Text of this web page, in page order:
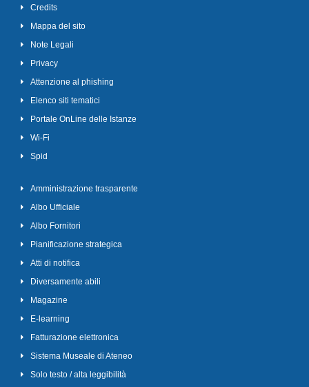
Credits
Mappa del sito
Note Legali
Privacy
Attenzione al phishing
Elenco siti tematici
Portale OnLine delle Istanze
Wi-Fi
Spid
Amministrazione trasparente
Albo Ufficiale
Albo Fornitori
Pianificazione strategica
Atti di notifica
Diversamente abili
Magazine
E-learning
Fatturazione elettronica
Sistema Museale di Ateneo
Solo testo / alta leggibilità